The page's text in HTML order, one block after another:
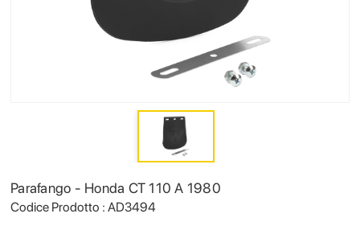
Parafango - Honda CT 110 A 1980
Codice Prodotto : AD3494